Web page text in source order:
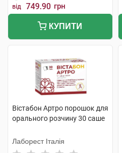
від 749.90 грн
КУПИТИ
Вістабон Артро порошок для
орального розчину 30 саше
Лаборест Італія